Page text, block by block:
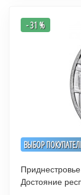
ВЫБОР
- 31 %
Достояние